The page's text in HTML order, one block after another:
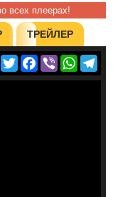
всех плеерах!
ТРЕЙЛЕР
TwitterFacebook
Viber